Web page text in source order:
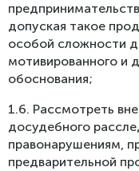
допуская такое
особой сложности
мотивированного и
обоснования;
1.6. Рассмотреть
досудебного
правонарушениям,
предварительной